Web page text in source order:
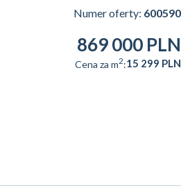
Numer oferty: 600590
869 000 PLN
Cena za m2:15 299 PLN